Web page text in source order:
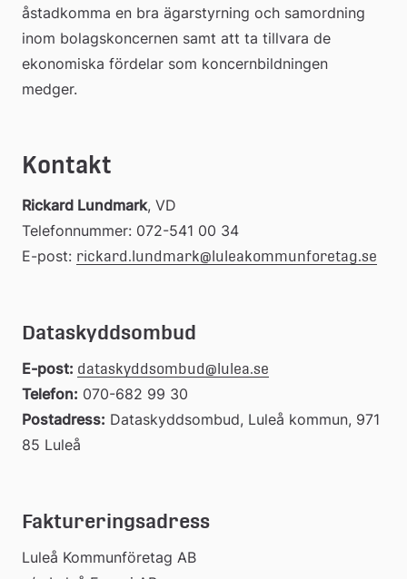
åstadkomma en bra ägarstyrning och samordning
inom bolagskoncernen samt att ta tillvara de
ekonomiska fördelar som koncernbildningen
medger.
Kontakt
Rickard Lundmark, VD
Telefonnummer: 072-541 00 34
E-post: rickard.lundmark@luleakommunforetag.se
Dataskyddsombud
E-post: dataskyddsombud@lulea.se
Telefon: 070-682 99 30
Postadress: Dataskyddsombud, Luleå kommun, 971
85 Luleå
Faktureringsadress
Luleå Kommunföretag AB